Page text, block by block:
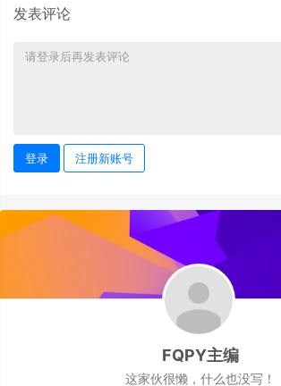
发表评论
登录 注册新账号
FQPY主编
这家伙很懒，什么也没写！